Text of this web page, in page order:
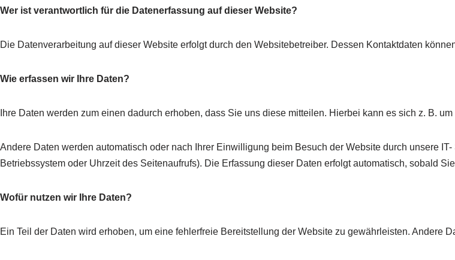
Wer ist verantwortlich für die Datenerfassung auf dieser Website?
Die Datenverarbeitung auf dieser Website erfolgt durch den Websitebetreiber. Dessen Kontaktdaten
Wie erfassen wir Ihre Daten?
Ihre Daten werden zum einen dadurch erhoben, dass Sie uns diese mitteilen. Hierbei kann es sich z. B.
Andere Daten werden automatisch oder nach Ihrer Einwilligung beim Besuch der Website durch unsere
Betriebssystem oder Uhrzeit des Seitenaufrufs). Die Erfassung dieser Daten erfolgt automatisch, sobald
Wofür nutzen wir Ihre Daten?
Ein Teil der Daten wird erhoben, um eine fehlerfreie Bereitstellung der Website zu gewährleisten. Andere